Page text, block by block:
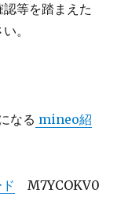
等を踏まえた
。
なる mineo紹
M7YCOKV0